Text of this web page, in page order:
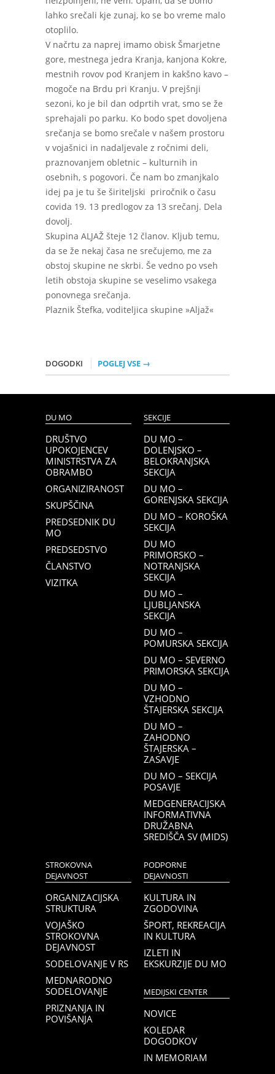
lahko srečali kje zunaj, ko se bo vreme malo
otoplilo.
V načrtu za naprej imamo obisk Šmarjetne
gore, mestnega jedra Kranja, kanjona Kokre,
mestnih rovov pod Kranjem in kakšno kavo –
mogoče na Brdu pri Kranju. V prejšnji
sezoni, ko je bil dan odprtih vrat, smo se že
sprehajali po parku. Ko bodo spet dovoljena
srečanja se bomo srečale v našem prostoru
v vojašnici in nadaljevale z ročnimi deli,
praznovanjem obletnic – kulturnih in
osebnih, s pogovori. Če nam bo zmanjkalo
idej pa je tu še širiteljski priročnik o času
covida 19. 13 predlogov za 13 srečanj. Dela
dovolj.
Skupina ALJAŽ šteje 12 članov. Kljub temu,
da se že nekaj časa ne srečujemo, me za
obstoj skupine ne skrbi. Še vedno po vseh
letih obstoja skupine se veselimo vsakega
ponovnega srečanja.
Plaznik Štefka, voditeljica skupine »Aljaž«
DOGODKI POGLEJ VSE →
DU MO
DRUŠTVO
UPOKOJENCEV
MINISTRSTVA ZA
OBRAMBO
ORGANIZIRANOST
SKUPŠČINA
PREDSEDNIK DU
MO
PREDSEDSTVO
ČLANSTVO
VIZITKA
SEKCIJE
DU MO –
DOLENJSKO –
BELOKRANJSKA
SEKCIJA
DU MO –
GORENJSKA SEKCIJA
DU MO – KOROŠKA
SEKCIJA
DU MO
PRIMORSKO –
NOTRANJSKA
SEKCIJA
DU MO –
LJUBLJANSKA
SEKCIJA
DU MO –
POMURSKA SEKCIJA
DU MO – SEVERNO
PRIMORSKA SEKCIJA
DU MO –
VZHODNO
ŠTAJERSKA SEKCIJA
DU MO –
ZAHODNO
ŠTAJERSKA –
ZASAVJE
DU MO – SEKCIJA
POSAVJE
MEDGENERACIJSKA
INFORMATIVNA
DRUŽABNA
SREDIŠČA SV (MIDS)
STROKOVNA
DEJAVNOST
ORGANIZACIJSKA
STRUKTURA
VOJAŠKO
STROKOVNA
DEJAVNOST
SODELOVANJE V RS
MEDNARODNO
SODELOVANJE
PRIZNANJA IN
POVIŠANJA
PODPORNE
DEJAVNOSTI
KULTURA IN
ZGODOVINA
ŠPORT, REKREACIJA
IN KULTURA
IZLETI IN
EKSKURZIJE DU MO
MEDIJSKI CENTER
NOVICE
KOLEDAR
DOGODKOV
IN MEMORIAM